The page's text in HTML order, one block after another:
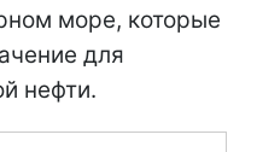
море, которые
для
нефти.